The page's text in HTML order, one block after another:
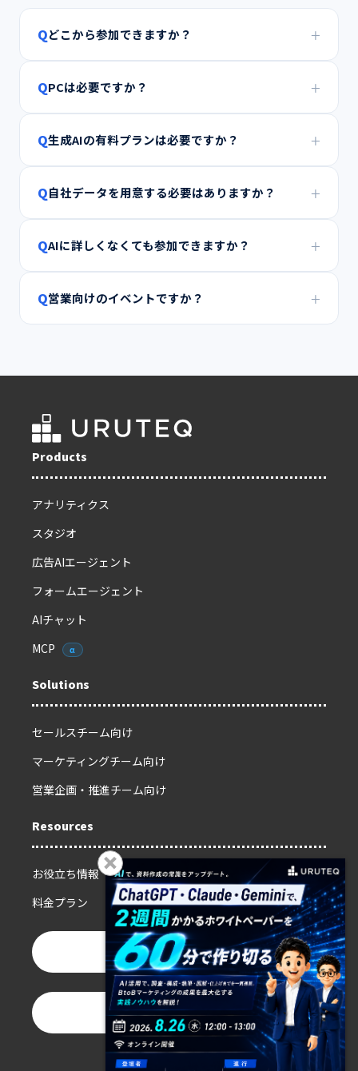
Qどこから参加できますか？ +
QPCは必要ですか？ +
Q生成AIの有料プランは必要ですか？ +
Q自社データを用意する必要はありますか？ +
QAIに詳しくなくても参加できますか？ +
Q営業向けのイベントですか？ +
Products
アナリティクス
スタジオ
広告AIエージェント
フォームエージェント
AIチャット
MCP
α
Solutions
セールスチーム向け
マーケティングチーム向け
営業企画・推進チーム向け
Resources
お役立ち情報
料金プラン
お問い合わせ
資料ダウンロード